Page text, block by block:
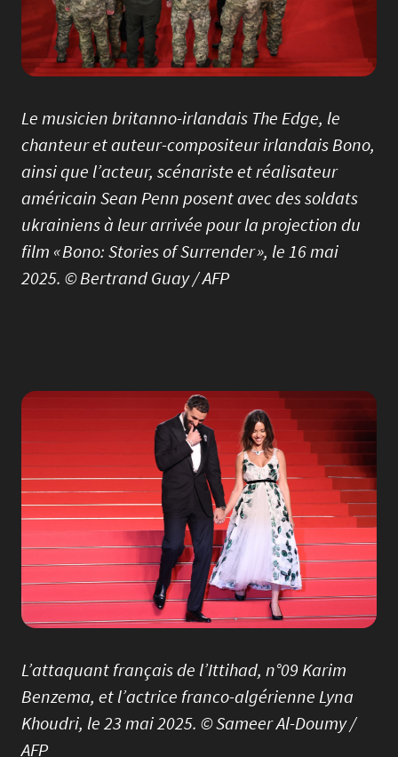
Le musicien britanno-irlandais The Edge, le
chanteur et auteur-compositeur irlandais Bono,
ainsi que l’acteur, scénariste et réalisateur
américain Sean Penn posent avec des soldats
ukrainiens à leur arrivée pour la projection du
film « Bono: Stories of Surrender », le 16 mai
2025. © Bertrand Guay / AFP
Image
L’attaquant français de l’Ittihad, n°09 Karim
Benzema, et l’actrice franco-algérienne Lyna
Khoudri, le 23 mai 2025. © Sameer Al-Doumy /
AFP